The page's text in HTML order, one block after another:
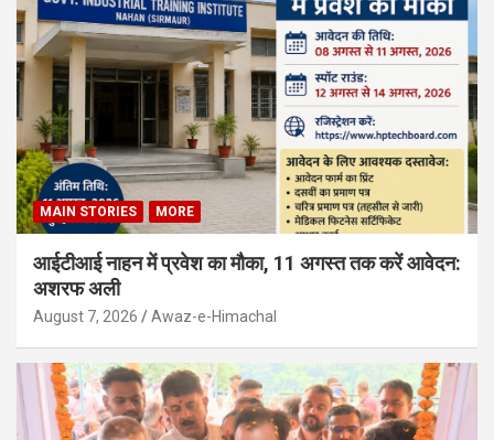
MAIN STORIES MORE
आईटीआई नाहन में प्रवेश का मौका, 11 अगस्त तक करें आवेदन:
अशरफ अली
August 7, 2026 Awaz-e-Himachal